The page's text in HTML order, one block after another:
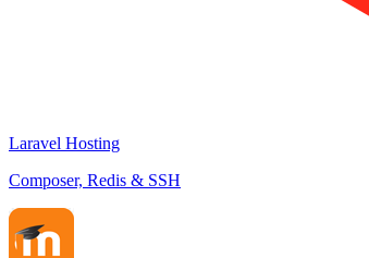
Laravel Hosting
Composer, Redis & SSH